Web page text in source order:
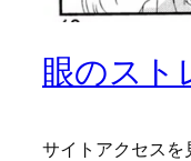
眼のスト
サイトアクセスを